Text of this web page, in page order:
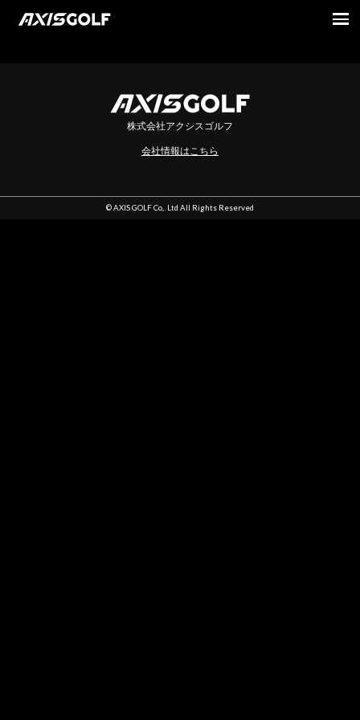
株式会社アクシスゴルフ
会社情報はこちら
© AXIS GOLF Co,. Ltd All Rights Reserved